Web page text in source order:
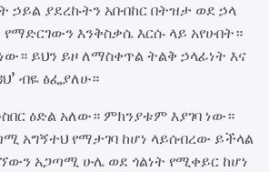
ኃይል ያደረኩትን አቡበከር በትዝታ ወደ ኃላ
እንቅስቃሴ እርሱ ላይ አየሁበት።
ይህን ይዞ ለማስቀጥል ትልቅ ኃላፊነት እና
ብዬ ፅፌያለሁ።
ዕድል አለው። ምክንያቱም እያገባ ነው።
አግኝተህ የማታገባ ከሆነ ላይሰብረው ይችላል
አጋጣሚ ሁሌ ወደ ጎልነት የሚቀይር ከሆነ